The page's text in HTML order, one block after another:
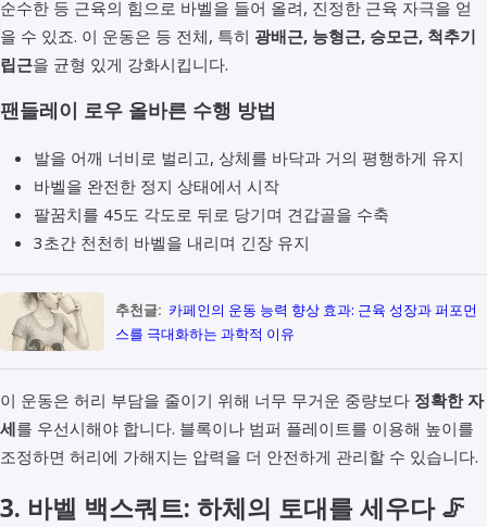
순수한 등 근육의 힘으로 바벨을 들어 올려, 진정한 근육 자극을 얻
을 수 있죠. 이 운동은 등 전체, 특히 광배근, 능형근, 승모근, 척추기
립근을 균형 있게 강화시킵니다.
팬들레이 로우 올바른 수행 방법
발을 어깨 너비로 벌리고, 상체를 바닥과 거의 평행하게 유지
바벨을 완전한 정지 상태에서 시작
팔꿈치를 45도 각도로 뒤로 당기며 견갑골을 수축
3초간 천천히 바벨을 내리며 긴장 유지
추천글: 카페인의 운동 능력 향상 효과: 근육 성장과 퍼포먼
스를 극대화하는 과학적 이유
이 운동은 허리 부담을 줄이기 위해 너무 무거운 중량보다 정확한 자
세를 우선시해야 합니다. 블록이나 범퍼 플레이트를 이용해 높이를
조정하면 허리에 가해지는 압력을 더 안전하게 관리할 수 있습니다.
3. 바벨 백스쿼트: 하체의 토대를 세우다 🦵